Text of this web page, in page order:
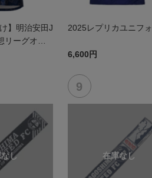
】明治安田J
ーグオー
ニフォーム
2025レプリカユニフ
6,600円